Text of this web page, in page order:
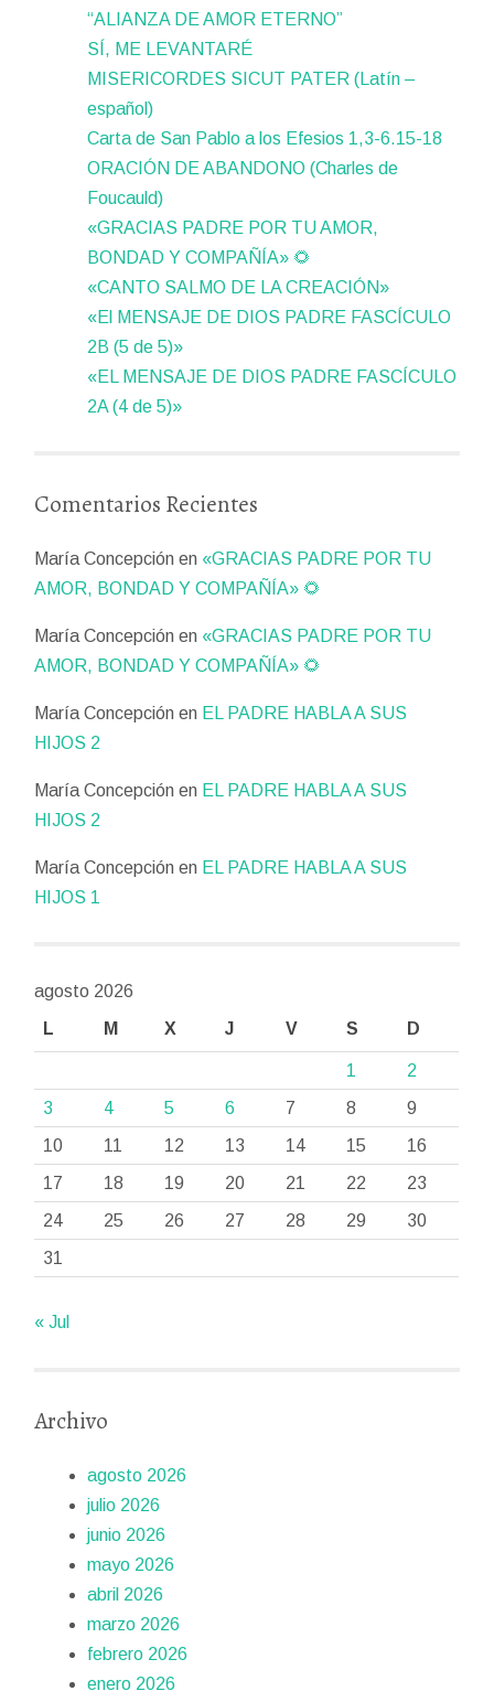
“ALIANZA DE AMOR ETERNO”
SÍ, ME LEVANTARÉ
MISERICORDES SICUT PATER (Latín –
español)
Carta de San Pablo a los Efesios 1,3-6.15-18
ORACIÓN DE ABANDONO (Charles de
Foucauld)
«GRACIAS PADRE POR TU AMOR,
BONDAD Y COMPAÑÍA» 🌻
«CANTO SALMO DE LA CREACIÓN»
«El MENSAJE DE DIOS PADRE FASCÍCULO
2B (5 de 5)»
«EL MENSAJE DE DIOS PADRE FASCÍCULO
2A (4 de 5)»
Comentarios Recientes
María Concepción en «GRACIAS PADRE POR TU
AMOR, BONDAD Y COMPAÑÍA» 🌻
María Concepción en «GRACIAS PADRE POR TU
AMOR, BONDAD Y COMPAÑÍA» 🌻
María Concepción en EL PADRE HABLA A SUS
HIJOS 2
María Concepción en EL PADRE HABLA A SUS
HIJOS 2
María Concepción en EL PADRE HABLA A SUS
HIJOS 1
agosto 2026
L
M X J V S D
1
2
3
4 5 6 7 8
9
10
11 12 13 14 15
16
17
18 19 20 21 22
23
24
25 26 27 28 29
30
31
« Jul
Archivo
agosto 2026
julio 2026
junio 2026
mayo 2026
abril 2026
marzo 2026
febrero 2026
enero 2026